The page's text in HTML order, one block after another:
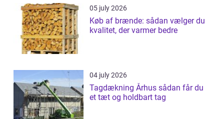
05 july 2026
Køb af brænde: sådan vælger du
kvalitet, der varmer bedre
04 july 2026
Tagdækning Århus sådan får du
et tæt og holdbart tag